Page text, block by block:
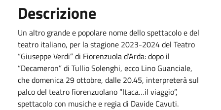
Descrizione
Un altro grande e popolare nome dello spettacolo e del
teatro italiano, per la stagione 2023-2024 del Teatro
“Giuseppe Verdi” di Fiorenzuola d’Arda: dopo il
“Decameron” di Tullio Solenghi, ecco Lino Guanciale,
che domenica 29 ottobre, dalle 20.45, interpreterà sul
palco del teatro fiorenzuolano “Itaca…il viaggio”,
spettacolo con musiche e regia di Davide Cavuti.